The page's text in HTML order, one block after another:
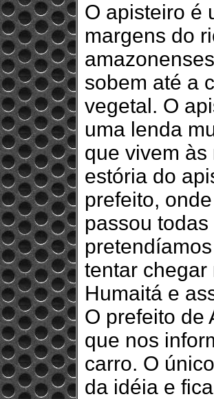
O apisteiro é
margens do
sobem até a
vegetal. O
uma lenda
que vivem
estória do
prefeito,
passou
tentar chegar
Humaitá e
O prefeito de
que nos
carro. O
da idéia e